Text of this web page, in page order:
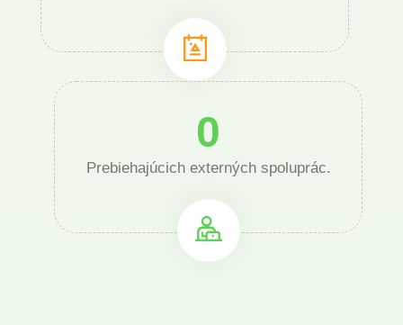
0
Prebiehajúcich externých spoluprác.